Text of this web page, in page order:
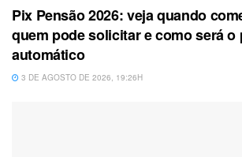
Pix Pensão 2026: veja quando
quem pode solicitar e como será o
automático
3 DE AGOSTO DE 2026, 19:26H